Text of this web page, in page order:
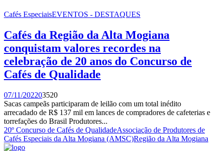
Cafés EspeciaisEVENTOS - DESTAQUES
Cafés da Região da Alta Mogiana
conquistam valores recordes na
celebração de 20 anos do Concurso de
Cafés de Qualidade
07/11/202203520
Sacas campeãs participaram de leilão com um total inédito
arrecadado de R$ 137 mil em lances de compradores de cafeterias e
torrefações do Brasil Produtores...
20º Concurso de Cafés de QualidadeAssociação de Produtores de
Cafés Especiais da Alta Mogiana (AMSC)Região da Alta Mogiana